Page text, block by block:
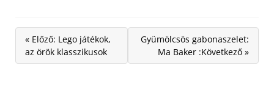
« Előző: Lego játékok,
az örök klasszikusok
Gyümölcsös gabonaszelet:
Ma Baker :Következő »